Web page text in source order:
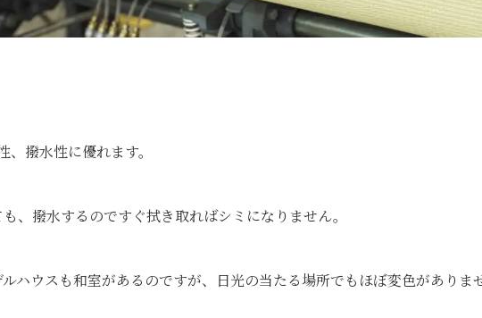
撥水性に優れます。
、撥水するのですぐ拭き取ればシミになりません。
ハウスも和室があるのですが、日光の当たる場所でもほぼ変色がありま